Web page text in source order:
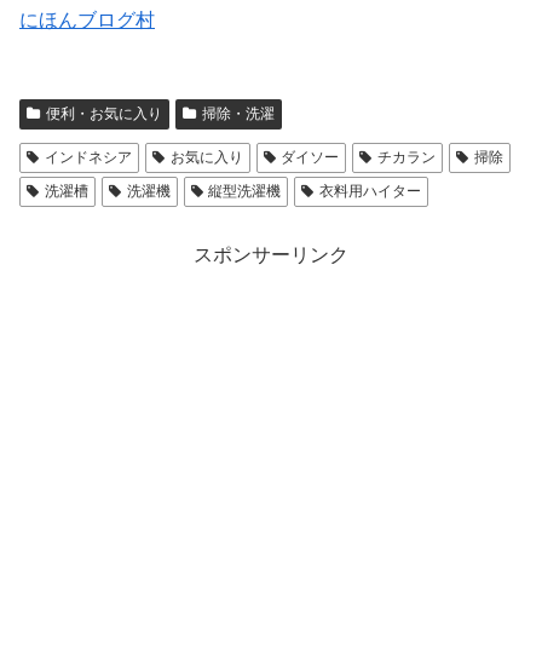
にほんブログ村
便利・お気に入り 掃除・洗濯
インドネシア お気に入り ダイソー チカラン
掃除
洗濯槽
洗濯機 縦型洗濯機 衣料用ハイター
スポンサーリンク